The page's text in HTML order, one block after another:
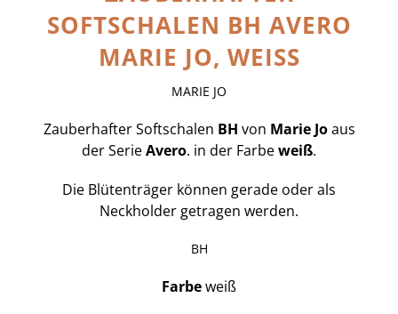
SOFTSCHALEN BH AVERO
MARIE JO, WEISS
MARIE JO
Zauberhafter Softschalen BH von Marie Joaus
der SerieAvero. in der Farbeweiß.
Die Blütenträger können gerade oder als
Neckholder getragen werden.
BH
Farbeweiß